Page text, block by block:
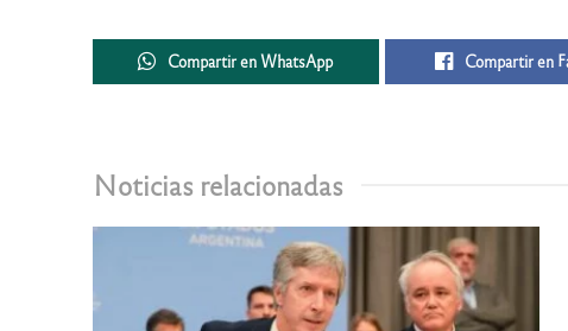
Compartir en WhatsApp Compartir en
Noticias relacionadas